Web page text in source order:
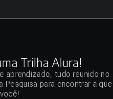
Trilha Alura!
aprendizado, tudo reunido no
Pesquisa para encontrar a que